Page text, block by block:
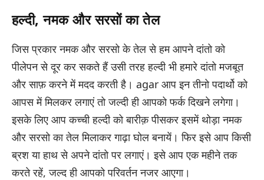
हल्दी, नमक और सरसों का तेल
जिस प्रकार नमक और सरसो के तेल से हम आपने दांतो को
पीलेपन से दूर कर सकते हैं उसी तरह हल्दी भी हमारे दांतो मजबूत
और साफ़ करने में मदद करती है। agar आप इन तीनो पदार्थो को
आपस में मिलकर लगाएं तो जल्दी ही आपको फर्क दिखने लगेगा।
इसके लिए आप कच्ची हल्दी को बारीक़ पीसकर इसमें थोड़ा नमक
और सरसो का तेल मिलाकर गाढ़ा घोल बनायें। फिर इसे आप किसी
ब्रश या हाथ से अपने दांतो पर लगाएं। इसे आप एक महीने तक
करते रहें, जल्द ही आपको परिवर्तन नजर आएगा।